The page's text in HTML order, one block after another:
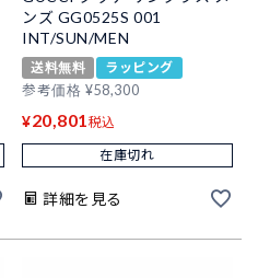
ンズ GG0525S 001
INT/SUN/MEN
送料無料
ラッピング
参考価格 ¥58,300
¥20,801 税込
在庫切れ
詳細を見る